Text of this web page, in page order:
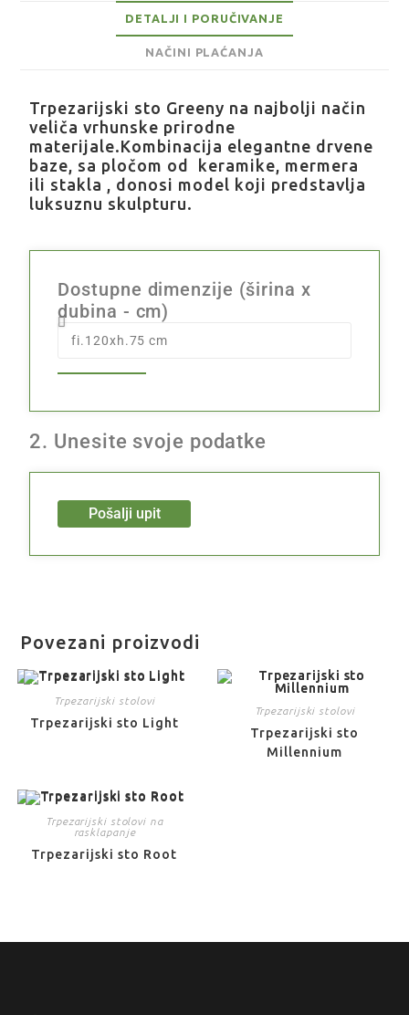
DETALJI I PORUČIVANJE
NAČINI PLAĆANJA
Trpezarijski sto Greeny na najbolji način
veliča vrhunske prirodne
materijale.Kombinacija elegantne drvene
baze, sa pločom od keramike, mermera
ili stakla , donosi model koji predstavlja
luksuznu skulpturu.
Dostupne dimenzije (širina x
dubina - cm)
2. Unesite svoje podatke
Pošalji upit
Povezani proizvodi
Trpezarijski stolovi
Trpezarijski sto Light
Trpezarijski stolovi
Trpezarijski sto
Millennium
Trpezarijski stolovi na
rasklapanje
Trpezarijski sto Root